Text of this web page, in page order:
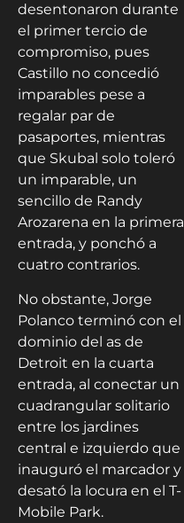
desentonaron durante
el primer tercio de
compromiso, pues
Castillo no concedió
imparables pese a
regalar par de
pasaportes, mientras
que Skubal solo toleró
un imparable, un
sencillo de Randy
Arozarena en la primera
entrada, y ponchó a
cuatro contrarios.
No obstante, Jorge
Polanco terminó con el
dominio del as de
Detroit en la cuarta
entrada, al conectar un
cuadrangular solitario
entre los jardines
central e izquierdo que
inauguró el marcador y
desató la locura en el T-
Mobile Park.